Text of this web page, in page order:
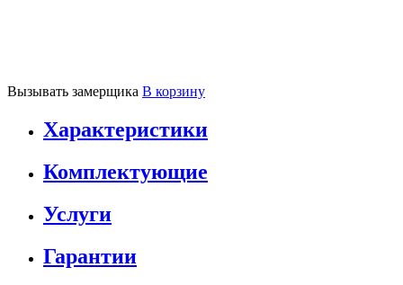
Вызывать замерщика В корзину
Характеристики
Комплектующие
Услуги
Гарантии